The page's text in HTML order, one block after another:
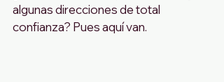
algunas direcciones de total
confianza? Pues aquí van.